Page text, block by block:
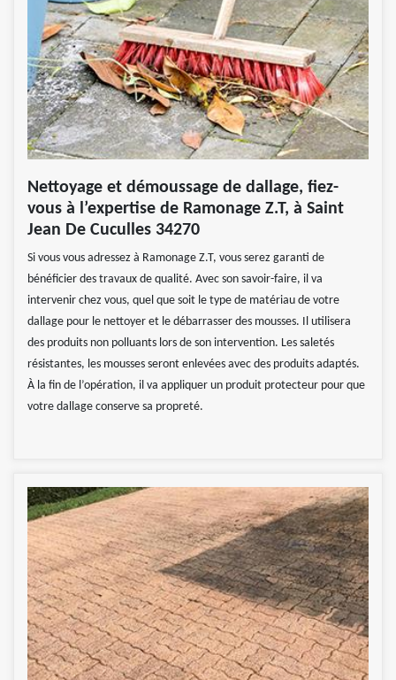
Nettoyage et démoussage de dallage, fiez-
vous à l’expertise de Ramonage Z.T, à Saint
Jean De Cuculles 34270
Si vous vous adressez à Ramonage Z.T, vous serez garanti de
bénéficier des travaux de qualité. Avec son savoir-faire, il va
intervenir chez vous, quel que soit le type de matériau de votre
dallage pour le nettoyer et le débarrasser des mousses. Il utilisera
des produits non polluants lors de son intervention. Les saletés
résistantes, les mousses seront enlevées avec des produits adaptés.
À la fin de l’opération, il va appliquer un produit protecteur pour que
votre dallage conserve sa propreté.